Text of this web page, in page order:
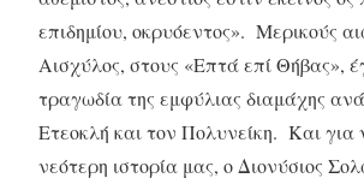
επιδημίου, οκρυόεντος». Μερικούς
Αισχύλος, στους «Επτά επί Θήβας»,
τραγωδία της εμφύλιας διαμάχης
Ετεοκλή και τον Πολυνείκη. Και για
νεότερη ιστορία μας, ο Διονύσιος